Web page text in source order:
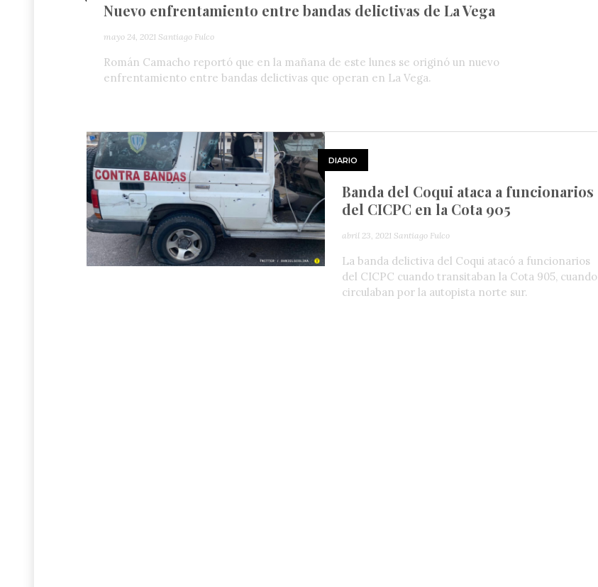
Nuevo enfrentamiento entre bandas delictivas de La Vega
mayo 24, 2021 Santiago Fulco
Román Camacho reportó que en la mañana de este lunes se originó un nuevo
enfrentamiento entre bandas delictivas que operan en La Vega.
DIARIO
Banda del Coqui ataca a funcionarios
del CICPC en la Cota 905
abril 23, 2021 Santiago Fulco
La banda delictiva del Coqui atacó a funcionarios
del CICPC cuando transitaban la Cota 905, cuando
circulaban por la autopista norte sur.